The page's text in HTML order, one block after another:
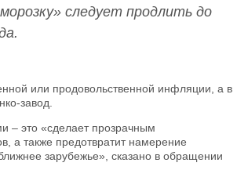
следует продлить до
или продовольственной инфляции, а в
завод.
– это «сделает прозрачным
а также предотвратит намерение
зарубежье», сказано в обращении